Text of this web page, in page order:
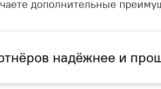
дополнительные
надёжнее и